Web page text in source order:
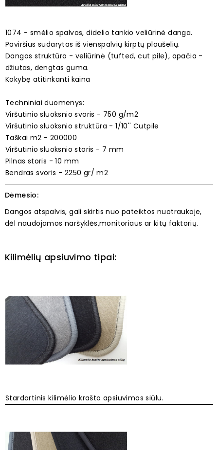
1074 - smėlio spalvos, didelio tankio veliūrinė danga.
Paviršius sudarytas iš vienspalvių kirptų plaušelių.
Dangos struktūra - veliūrinė (tufted, cut pile), apačia -
džiutas, dengtas guma.
Kokybę atitinkanti kaina
Techniniai duomenys:
Viršutinio sluoksnio svoris - 750 g/m2
Viršutinio sluoksnio struktūra - 1/10'' Cutpile
Taškai m2 - 200000
Viršutinio sluoksnio storis - 7 mm
Pilnas storis - 10 mm
Bendras svoris - 2250 gr/ m2
Dėmesio:
Dangos atspalvis, gali skirtis nuo pateiktos nuotraukoje,
dėl naudojamos naršyklės,monitoriaus ar kitų faktorių.
Kilimėlių apsiuvimo tipai:
Stardartinis kilimėlio krašto apsiuvimas siūlu.